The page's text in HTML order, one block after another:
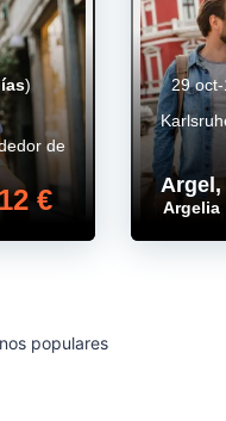
de
€
)
Argel ,
Argelia
29
populares